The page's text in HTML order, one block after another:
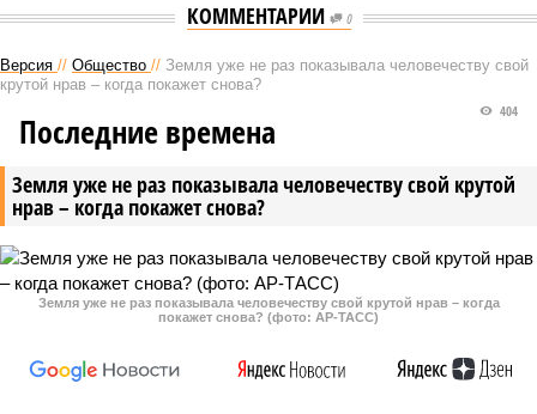
КОММЕНТАРИИ 0
Версия // Общество // Земля уже не раз показывала человечеству свой
крутой нрав – когда покажет снова?
Земля уже не раз показывала человечеству свой крутой
нрав – когда покажет снова?
404
Последние времена
Земля уже не раз показывала человечеству свой крутой нрав – когда
покажет снова? (фото: АР-ТАСС)